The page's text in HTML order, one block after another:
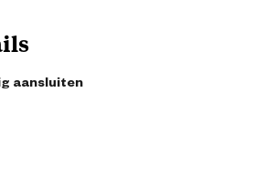
aansluiten